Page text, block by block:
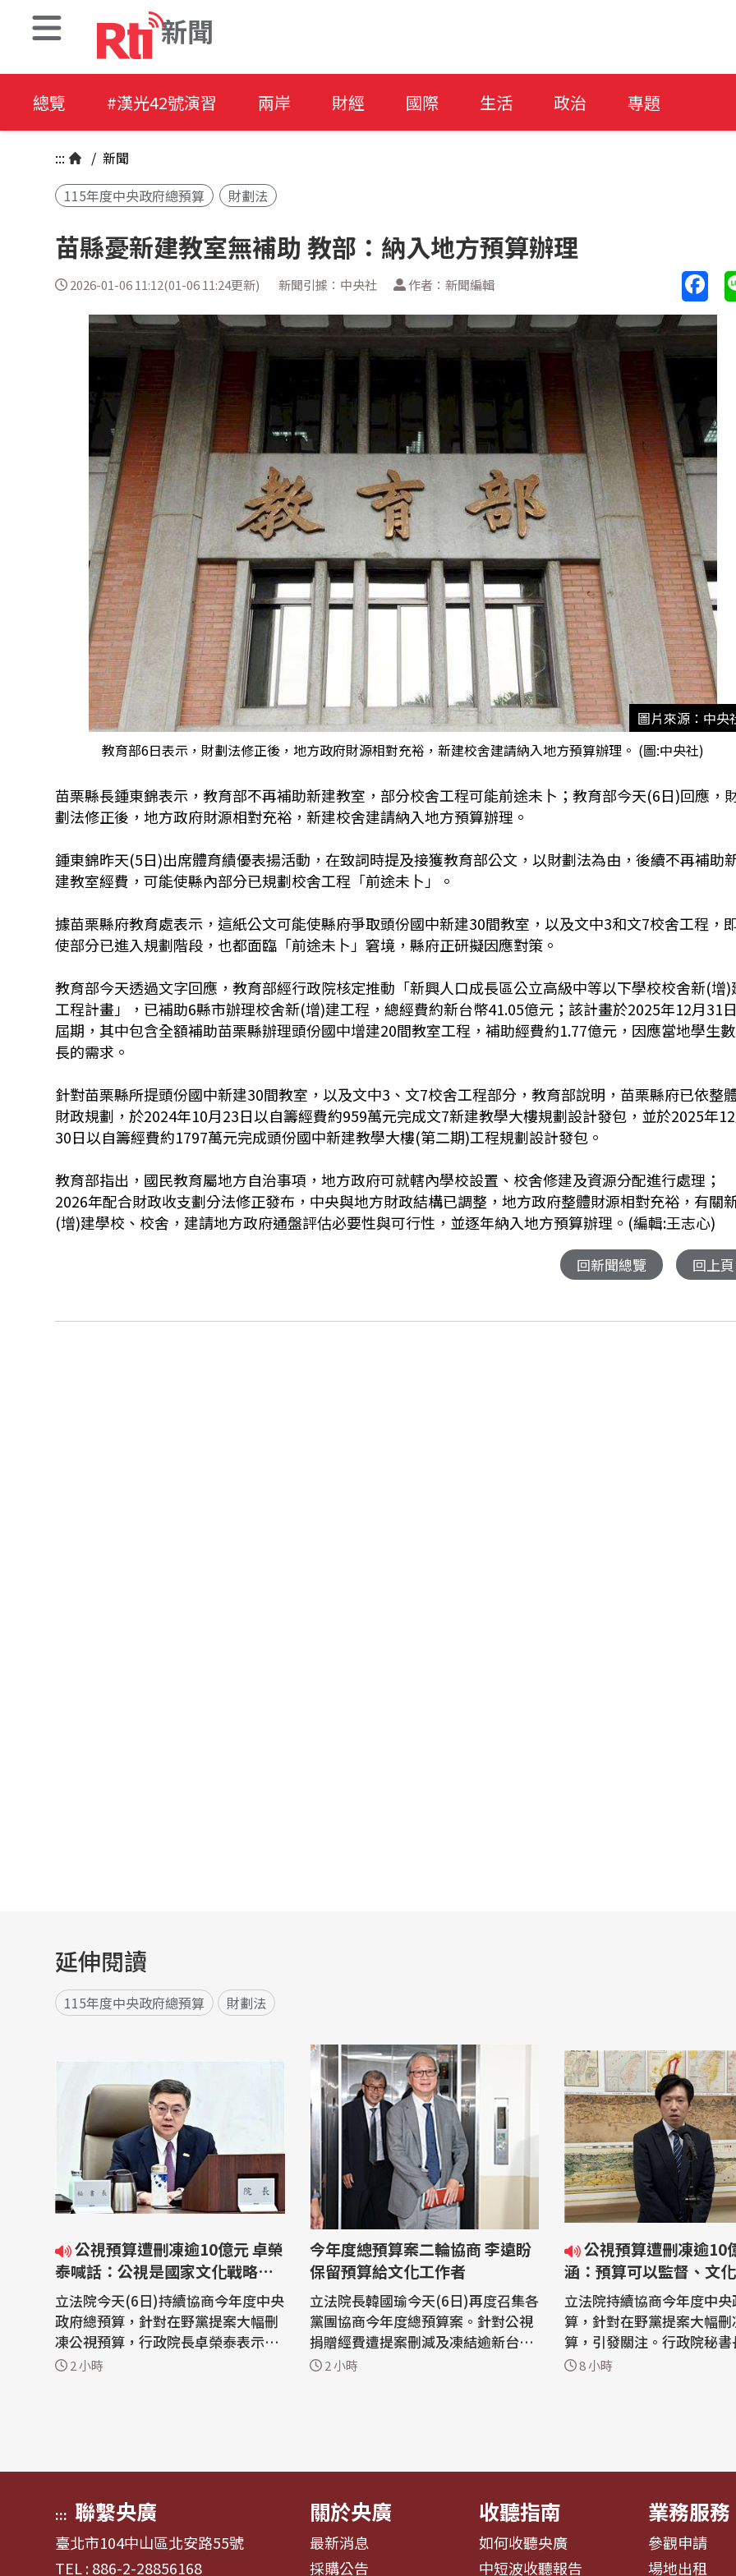
新聞
總覽 #漢光42號演習 兩岸 財經 國際 生活 政治 專題
::: / 新聞
115年度中央政府總預算
財劃法
苗縣憂新建教室無補助 教部：納入地方預算辦理
2026-01-06 11:12(01-06 11:24更新) 新聞引據：中央社 作者：新聞編輯
圖片來源：中央
教育部6日表示，財劃法修正後，地方政府財源相對充裕，新建校舍建請納入地方預算辦理。 (圖:中央社)
苗栗縣長鍾東錦表示，教育部不再補助新建教室，部分校舍工程可能前途未卜；教育部今天(6日)回應，
劃法修正後，地方政府財源相對充裕，新建校舍建請納入地方預算辦理。
鍾東錦昨天(5日)出席體育績優表揚活動，在致詞時提及接獲教育部公文，以財劃法為由，後續不再補助
建教室經費，可能使縣內部分已規劃校舍工程「前途未卜」。
據苗栗縣府教育處表示，這紙公文可能使縣府爭取頭份國中新建30間教室，以及文中3和文7校舍工程，
使部分已進入規劃階段，也都面臨「前途未卜」窘境，縣府正研擬因應對策。
教育部今天透過文字回應，教育部經行政院核定推動「新興人口成長區公立高級中等以下學校校舍新(增)
工程計畫」，已補助6縣市辦理校舍新(增)建工程，總經費約新台幣41.05億元；該計畫於2025年12月31
屆期，其中包含全額補助苗栗縣辦理頭份國中增建20間教室工程，補助經費約1.77億元，因應當地學生
長的需求。
針對苗栗縣所提頭份國中新建30間教室，以及文中3、文7校舍工程部分，教育部說明，苗栗縣府已依整
財政規劃，於2024年10月23日以自籌經費約959萬元完成文7新建教學大樓規劃設計發包，並於2025年
30日以自籌經費約1797萬元完成頭份國中新建教學大樓(第二期)工程規劃設計發包。
教育部指出，國民教育屬地方自治事項，地方政府可就轄內學校設置、校舍修建及資源分配進行處理；
2026年配合財政收支劃分法修正發布，中央與地方財政結構已調整，地方政府整體財源相對充裕，有關
(增)建學校、校舍，建請地方政府通盤評估必要性與可行性，並逐年納入地方預算辦理。(編輯:王志心)
回新聞總覽 回上頁
延伸閱讀
115年度中央政府總預算 財劃法
公視預算遭刪凍逾10億元 卓榮
泰喊話：公視是國家文化戰略關
鍵角色
立法院今天(6日)持續協商今年度中央
政府總預算，針對在野黨提案大幅刪
凍公視預算，行政院長卓榮泰表示，
公共媒體是國家文化韌性及影視產業
2 小時
今年度總預算案二輪協商 李遠盼
保留預算給文化工作者
立法院長韓國瑜今天(6日)再度召集各
黨團協商今年度總預算案。針對公視
捐贈經費遭提案刪減及凍結逾新台幣
10億元，文化部長李遠表示，感謝各
2 小時
公視預算遭刪凍逾10億 張惇
涵：預算可以監督、文
清算
立法院持續協商今年度中
算，針對在野黨提案大幅
算，引發關注。行政院秘
今天(6日)受訪時表示，預
8 小時
::: 聯繫央廣
臺北市104中山區北安路55號
TEL : 886-2-28856168
關於央廣
最新消息
採購公告
收聽指南
如何收聽央廣
中短波收聽報告
業務服務
參觀申請
場地出租